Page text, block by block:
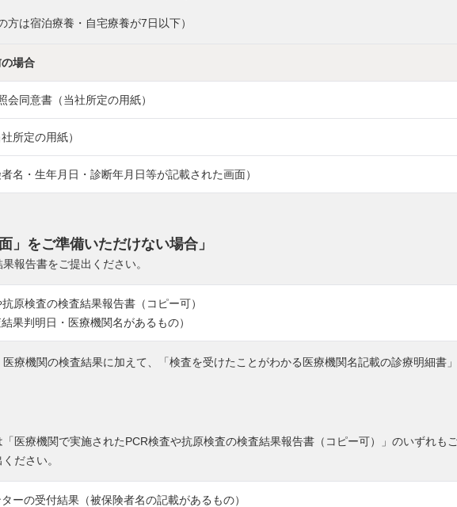
方は宿泊療養・自宅療養が7日以下）
場合
同意書（当社所定の用紙）
所定の用紙）
名・生年月日・診断年月日等が記載された画面）
」をご準備いただけない場合」
報告書をご提出ください。
原検査の検査結果報告書（コピー可）
果判明日・医療機関名があるもの）
療機関の検査結果に加えて、「検査を受けたことがわかる医療機関名記載の診療明細書
「医療機関で実施されたPCR検査や抗原検査の検査結果報告書（コピー可）」のいずれも
ださい。
ーの受付結果（被保険者名の記載があるもの）